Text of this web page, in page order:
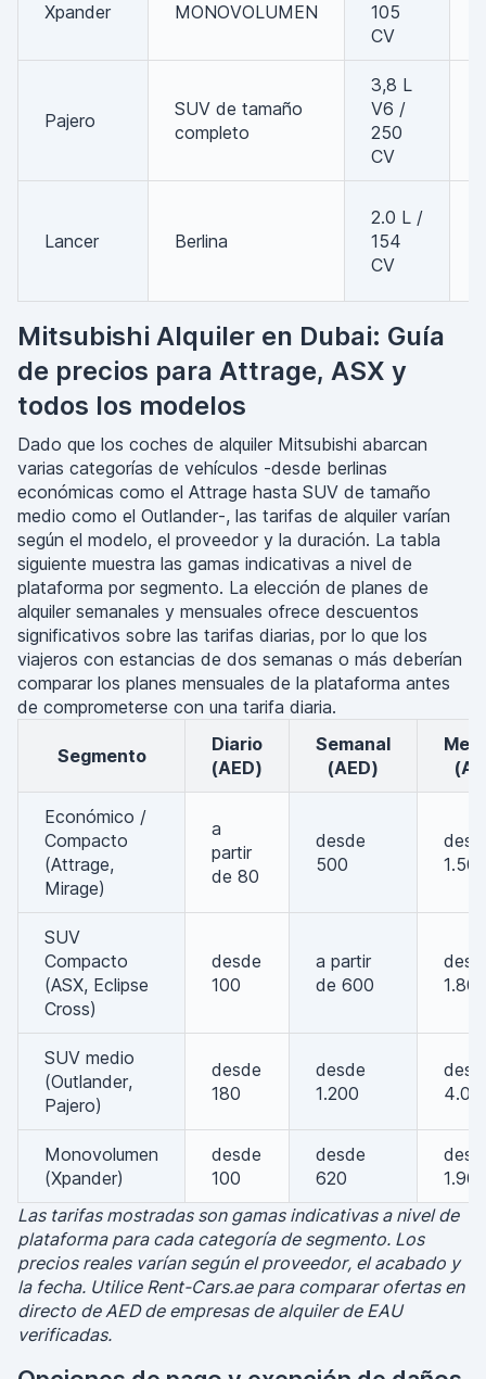
Xpander MONOVOLUMEN
105
CV
Pajero
SUV de tamaño
completo
3,8 L
V6 /
250
CV
Lancer Berlina
2.0 L /
154
CV
Mitsubishi Alquiler en Dubai: Guía
de precios para Attrage, ASX y
todos los modelos
Dado que los coches de alquiler Mitsubishi abarcan
varias categorías de vehículos -desde berlinas
económicas como el Attrage hasta SUV de tamaño
medio como el Outlander-, las tarifas de alquiler varían
según el modelo, el proveedor y la duración. La tabla
siguiente muestra las gamas indicativas a nivel de
plataforma por segmento. La elección de planes de
alquiler semanales y mensuales ofrece descuentos
significativos sobre las tarifas diarias, por lo que los
viajeros con estancias de dos semanas o más deberían
comparar los planes mensuales de la plataforma antes
de comprometerse con una tarifa diaria.
Segmento
Diario
(AED)
Semanal
(AED)
Mensual
Económico /
Compacto
(Attrage,
Mirage)
a
partir
de 80
desde
500
SUV
Compacto
(ASX, Eclipse
Cross)
desde
100
a partir
de 600
SUV medio
(Outlander,
Pajero)
desde
180
desde
1.200
Monovolumen
(Xpander)
desde
100
desde
620
Las tarifas mostradas son gamas indicativas a nivel de
plataforma para cada categoría de segmento. Los
precios reales varían según el proveedor, el acabado y
la fecha. Utilice Rent-Cars.ae para comparar ofertas en
directo de AED de empresas de alquiler de EAU
verificadas.